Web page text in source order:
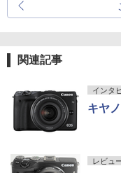
関連記事
インタ
キヤ
レビュ